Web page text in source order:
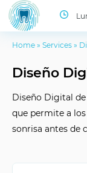
Home » Services »
Diseño
Diseño Digital
que permite a
sonrisa antes de
utilizamos